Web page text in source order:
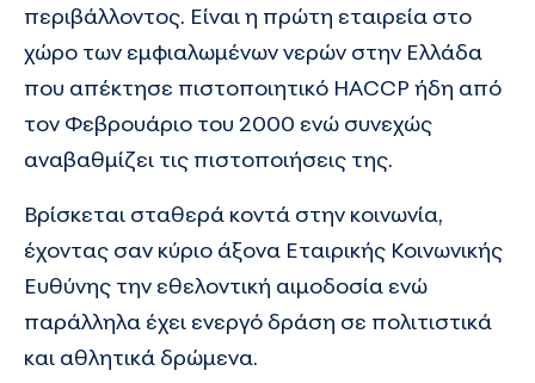
περιβάλλοντος. Είναι η πρώτη εταιρεία στο
χώρο των εμφιαλωμένων νερών στην Ελλάδα
που απέκτησε πιστοποιητικό HACCP ήδη από
τον Φεβρουάριο του 2000 ενώ συνεχώς
αναβαθμίζει τις πιστοποιήσεις της.
Βρίσκεται σταθερά κοντά στην κοινωνία,
έχοντας σαν κύριο άξονα Εταιρικής Κοινωνικής
Ευθύνης την εθελοντική αιμοδοσία ενώ
παράλληλα έχει ενεργό δράση σε πολιτιστικά
και αθλητικά δρώμενα.